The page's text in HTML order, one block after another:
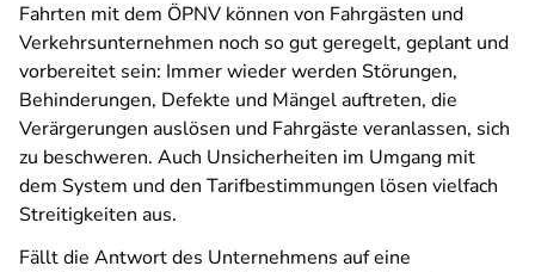
Fahrten mit dem ÖPNV können von Fahrgästen und
Verkehrsunternehmen noch so gut geregelt, geplant und
vorbereitet sein: Immer wieder werden Störungen,
Behinderungen, Defekte und Mängel auftreten, die
Verärgerungen auslösen und Fahrgäste veranlassen, sich
zu beschweren. Auch Unsicherheiten im Umgang mit
dem System und den Tarifbestimmungen lösen vielfach
Streitigkeiten aus.
Fällt die Antwort des Unternehmens auf eine